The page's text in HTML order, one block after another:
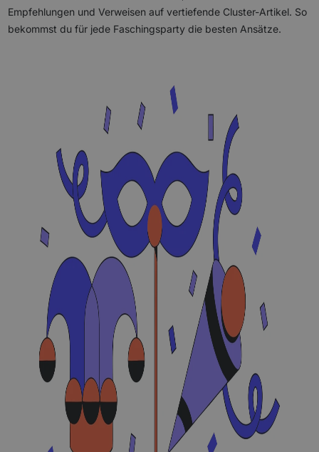
Empfehlungen und Verweisen auf vertiefende Cluster-Artikel. So
bekommst du für jede Faschingsparty die besten Ansätze.